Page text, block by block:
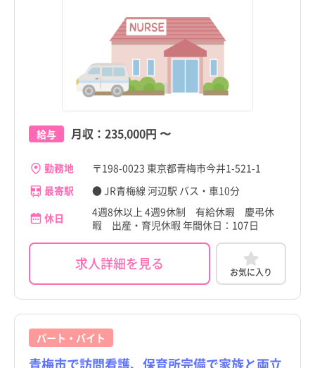
富山県
石川県
山梨県
長野県
岐阜県
静岡県
愛知県
三重県
滋賀県
葛飾区
江戸川区
八王子市
立川市
武蔵野市
三鷹市
青梅市
府中市
昭島市
調布市
青梅市 すべて
河辺駅
東青梅駅
青梅駅
宮ノ平駅
日向和田駅
石神前駅
職種・資格すべて
看護師
助産師
准看護師
保健師
施設形態 すべて
病院
クリニック
介護施設
勤務形態すべて
常勤（夜勤あり）
常勤（夜勤なし）
常勤（夜勤のみ）
パート・アルバイト（夜勤あり）
こだわり すべて
4週8休以上
土日祝休み
年間休日120日以上
日勤のみ
残業少なめ
給与 月収： 235,000円 〜
勤務地
〒198-0023 東京都青梅市今井1-521-1
最寄駅
● JR青梅線 河辺駅 バス・車10分
休日
4週8休以上 4週9休制 有給休暇 慶弔休
暇 出産・育児休暇 年間休日：107日
求人詳細を見る お気に入り
パート・バイト
青梅市で訪問看護、保育所完備で家族と両立
富山県
石川県
山梨県
長野県
岐阜県
静岡県
愛知県
三重県
滋賀県
葛飾区
江戸川区
八王子市
立川市
武蔵野市
三鷹市
青梅市
府中市
昭島市
調布市
青梅市 すべて
河辺駅
東青梅駅
青梅駅
宮ノ平駅
日向和田駅
石神前駅
職種・資格すべて
看護師
助産師
准看護師
保健師
施設形態 すべて
病院
クリニック
介護施設
勤務形態すべて
常勤（夜勤あり）
常勤（夜勤なし）
常勤（夜勤のみ）
パート・アルバイト（夜勤あり）
こだわり すべて
4週8休以上
土日祝休み
年間休日120日以上
日勤のみ
残業少なめ